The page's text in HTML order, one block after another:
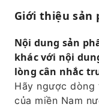
tìm hiểu về
Hãy chiêm
và những
Bạn có thể
hướng dẫn
không cần
Giới thiệu sản
Nội dung sản
khác với nội
lòng cân nhắc
Hãy ngược
của miền Nam